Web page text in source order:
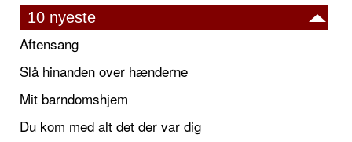
10 nyeste
Aftensang
Slå hinanden over hænderne
Mit barndomshjem
Du kom med alt det der var dig